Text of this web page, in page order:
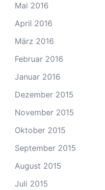
Mai 2016
April 2016
März 2016
Februar 2016
Januar 2016
Dezember 2015
November 2015
Oktober 2015
September 2015
August 2015
Juli 2015